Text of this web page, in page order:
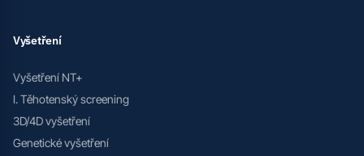
Vyšetření
Vyšetření NT+
I. Těhotenský screening
3D/4D vyšetření
Genetické vyšetření